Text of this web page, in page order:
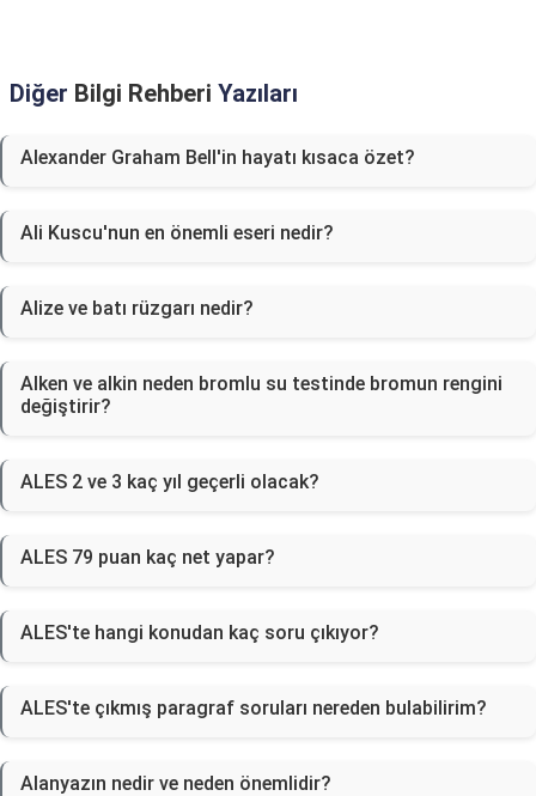
Diğer Bilgi Rehberi Yazıları
Alexander Graham Bell'in hayatı kısaca özet?
Ali Kuscu'nun en önemli eseri nedir?
Alize ve batı rüzgarı nedir?
Alken ve alkin neden bromlu su testinde bromun rengini
değiştirir?
ALES 2 ve 3 kaç yıl geçerli olacak?
ALES 79 puan kaç net yapar?
ALES'te hangi konudan kaç soru çıkıyor?
ALES'te çıkmış paragraf soruları nereden bulabilirim?
Alanyazın nedir ve neden önemlidir?